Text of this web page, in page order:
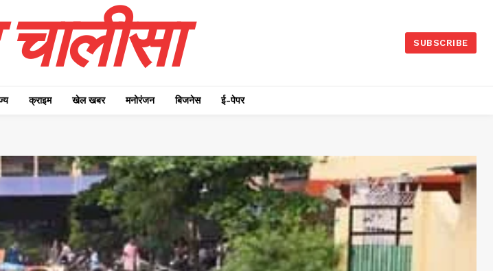
SUBSCRIBE
क्राइम खेल खबर मनोरंजन बिजनेस ई-पेपर